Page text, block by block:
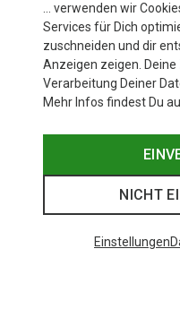
… verwenden wir
Services für Dich
zuschneiden und dir
Anzeigen zeigen.
Verarbeitung Deiner
Mehr Infos findest Du
NICHT
Einstellungen